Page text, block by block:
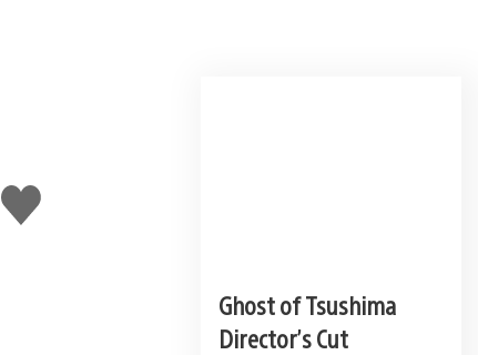
Me
gusta
Ghost of Tsushima
Director’s Cut